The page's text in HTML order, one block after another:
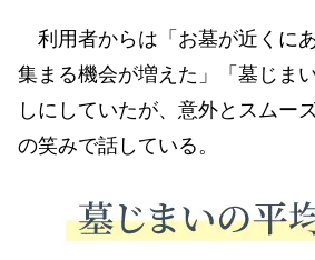
利用者からは「お墓が近くに
集まる機会が増えた」「墓じま
しにしていたが、意外とスムー
の笑みで話している。